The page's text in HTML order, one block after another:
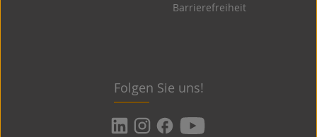
Barrierefreiheit
Folgen Sie uns!